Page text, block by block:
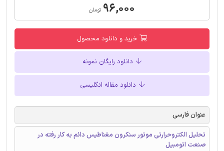
۹۶,۰۰۰ تومان
خرید و دانلود محصول
دانلود رایگان نمونه
دانلود مقاله انگلیسی
عنوان فارسی
تحلیل الکتروحرارتی موتور سنکرون مغناطیس ‌دائم به کار رفته در
صنعت اتومبیل